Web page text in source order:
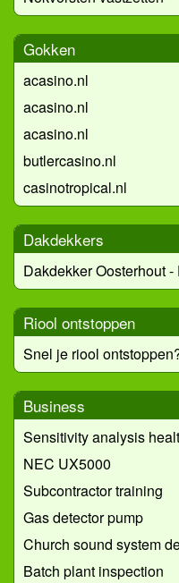
Gokken
acasino.nl
acasino.nl
acasino.nl
butlercasino.nl
casinotropical.nl
Dakdekkers
Dakdekker Oosterhout
Riool ontstoppen
Snel je riool
Business
Sensitivity analysis
NEC UX5000
Subcontractor training
Gas detector pump
Church sound system
Batch plant inspection